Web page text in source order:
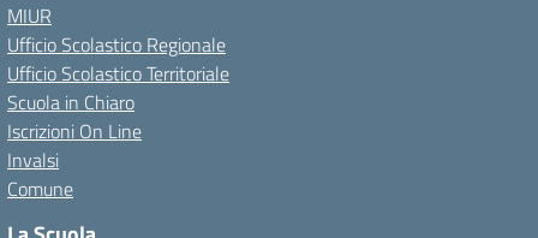
MIUR
Ufficio Scolastico Regionale
Ufficio Scolastico Territoriale
Scuola in Chiaro
Iscrizioni On Line
Invalsi
Comune